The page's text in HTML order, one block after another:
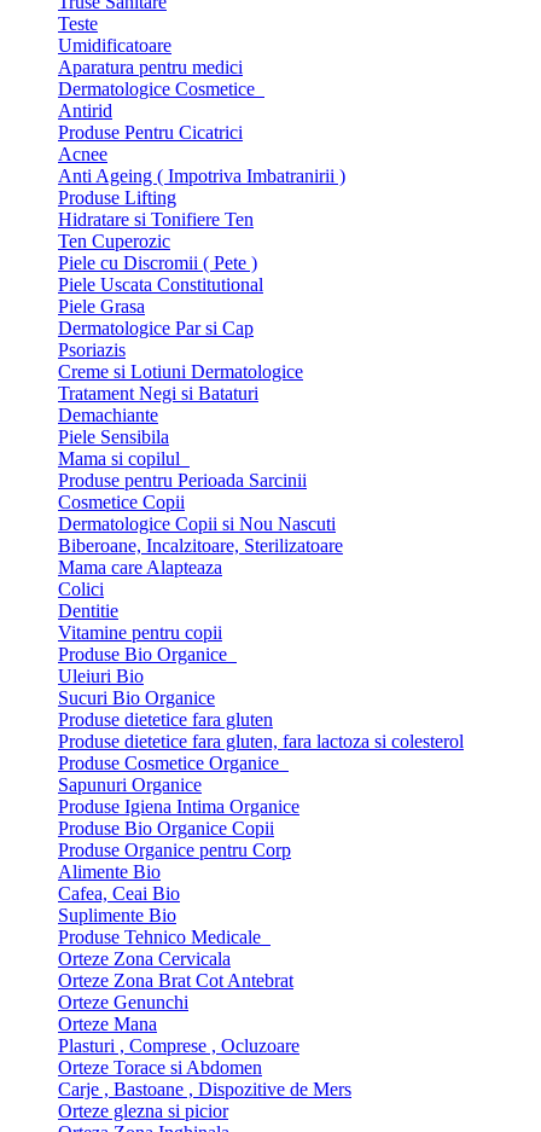
Teste
Umidificatoare
Aparatura pentru medici
Dermatologice Cosmetice
Antirid
Produse Pentru Cicatrici
Acnee
Anti Ageing ( Impotriva Imbatranirii )
Produse Lifting
Hidratare si Tonifiere Ten
Ten Cuperozic
Piele cu Discromii ( Pete )
Piele Uscata Constitutional
Piele Grasa
Dermatologice Par si Cap
Psoriazis
Creme si Lotiuni Dermatologice
Tratament Negi si Bataturi
Demachiante
Piele Sensibila
Mama si copilul
Produse pentru Perioada Sarcinii
Cosmetice Copii
Dermatologice Copii si Nou Nascuti
Biberoane, Incalzitoare, Sterilizatoare
Mama care Alapteaza
Colici
Dentitie
Vitamine pentru copii
Produse Bio Organice
Uleiuri Bio
Sucuri Bio Organice
Produse dietetice fara gluten
Produse dietetice fara gluten, fara lactoza si colesterol
Produse Cosmetice Organice
Sapunuri Organice
Produse Igiena Intima Organice
Produse Bio Organice Copii
Produse Organice pentru Corp
Alimente Bio
Cafea, Ceai Bio
Suplimente Bio
Produse Tehnico Medicale
Orteze Zona Cervicala
Orteze Zona Brat Cot Antebrat
Orteze Genunchi
Orteze Mana
Plasturi , Comprese , Ocluzoare
Orteze Torace si Abdomen
Carje , Bastoane , Dispozitive de Mers
Orteze glezna si picior